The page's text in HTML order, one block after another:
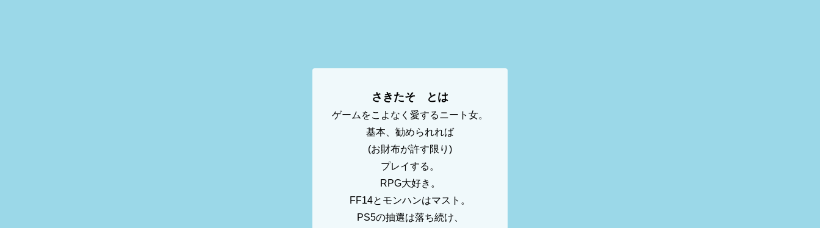
さきたそ とは
ゲームをこよなく愛するニート女。
基本、勧められれば
(お財布が許す限り)
プレイする。
RPG大好き。
FF14とモンハンはマスト。
PS5の抽選は落ち続け、